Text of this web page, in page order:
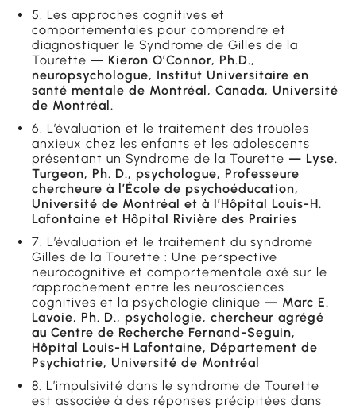
5. Les approches cognitives et
comportementales pour comprendre et
diagnostiquer le Syndrome de Gilles de la
Tourette — Kieron O’Connor, Ph.D.,
neuropsychologue, Institut Universitaire en
santé mentale de Montréal, Canada, Université
de Montréal.
6. L’évaluation et le traitement des troubles
anxieux chez les enfants et les adolescents
présentant un Syndrome de la Tourette — Lyse.
Turgeon, Ph. D., psychologue, Professeure
chercheure à l’École de psychoéducation,
Université de Montréal et à l’Hôpital Louis-H.
Lafontaine et Hôpital Rivière des Prairies
7. L’évaluation et le traitement du syndrome
Gilles de la Tourette : Une perspective
neurocognitive et comportementale axé sur le
rapprochement entre les neurosciences
cognitives et la psychologie clinique — Marc E.
Lavoie, Ph. D., psychologie, chercheur agrégé
au Centre de Recherche Fernand-Seguin,
Hôpital Louis-H Lafontaine, Département de
Psychiatrie, Université de Montréal
8. L’impulsivité dans le syndrome de Tourette
est associée à des réponses précipitées dans